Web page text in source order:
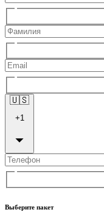
🇺🇸
+1
Выберите пакет